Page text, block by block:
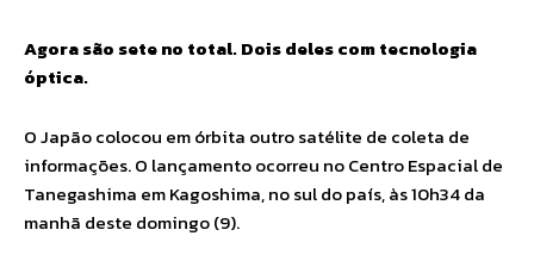
Agora são sete no total. Dois deles com tecnologia
óptica.
O Japão colocou em órbita outro satélite de coleta de
informações. O lançamento ocorreu no Centro Espacial de
Tanegashima em Kagoshima, no sul do país, às 10h34 da
manhã deste domingo (9).